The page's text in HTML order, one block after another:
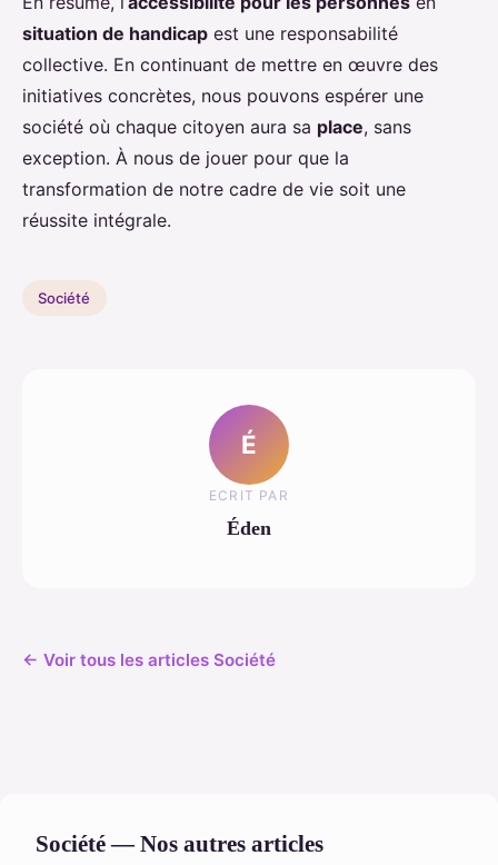
situation de handicap est une responsabilité
collective. En continuant de mettre en œuvre des
initiatives concrètes, nous pouvons espérer une
société où chaque citoyen aura sa place, sans
exception. À nous de jouer pour que la
transformation de notre cadre de vie soit une
réussite intégrale.
Société
É
ECRIT PAR
Éden
← Voir tous les articles Société
Société — Nos autres articles